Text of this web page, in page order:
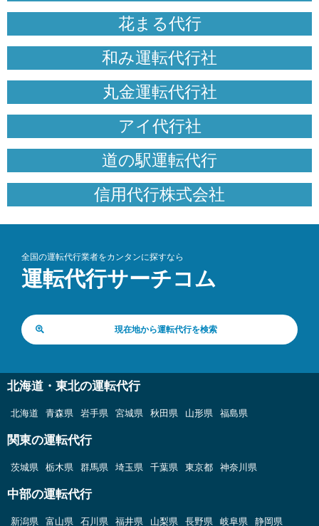
花まる代行
和み運転代行社
丸金運転代行社
アイ代行社
道の駅運転代行
信用代行株式会社
全国の運転代行業者をカンタンに探すなら
運転代行サーチコム
現在地から運転代行を検索
北海道・東北の運転代行
北海道 青森県 岩手県 宮城県 秋田県 山形県 福島県
関東の運転代行
茨城県 栃木県 群馬県 埼玉県 千葉県 東京都 神奈川県
中部の運転代行
新潟県 富山県 石川県 福井県 山梨県 長野県 岐阜県 静岡県